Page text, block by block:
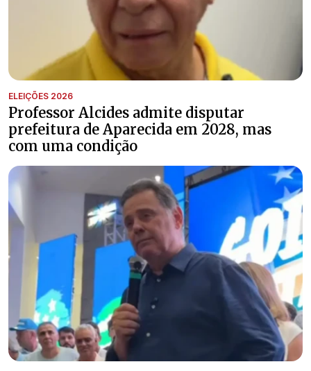
ELEIÇÕES 2026
Professor Alcides admite disputar
prefeitura de Aparecida em 2028, mas
com uma condição